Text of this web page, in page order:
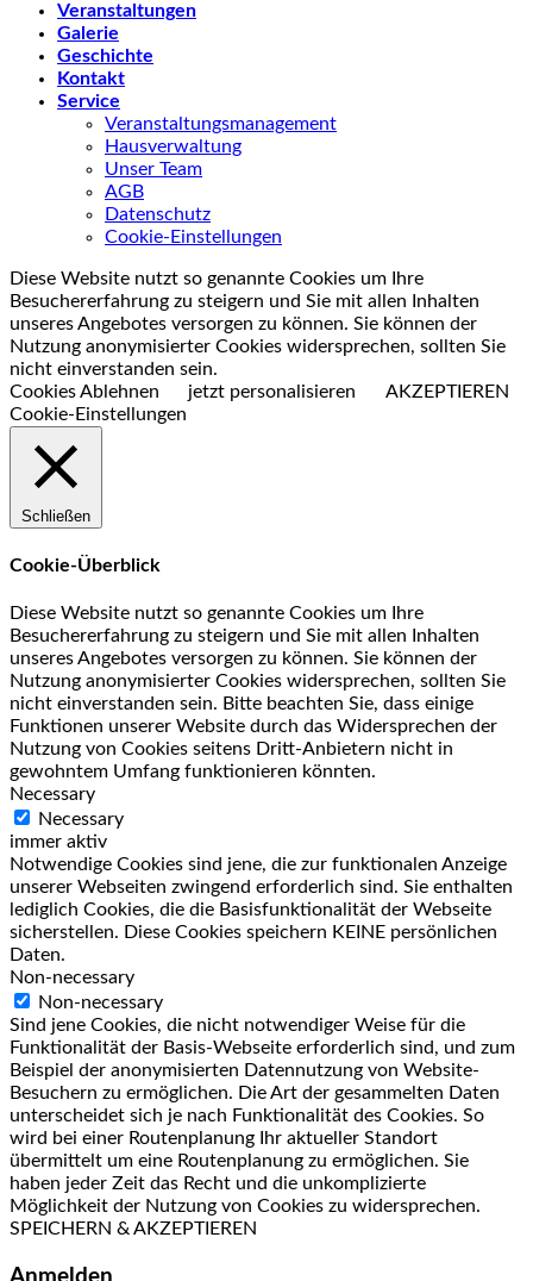
Veranstaltungen
Galerie
Geschichte
Kontakt
Service
Veranstaltungsmanagement
Hausverwaltung
Unser Team
AGB
Datenschutz
Cookie-Einstellungen
Diese Website nutzt so genannte Cookies um Ihre
Besuchererfahrung zu steigern und Sie mit allen Inhalten
unseres Angebotes versorgen zu können. Sie können der
Nutzung anonymisierter Cookies widersprechen, sollten Sie
nicht einverstanden sein.
Cookies Ablehnen
jetzt personalisieren
AKZEPTIEREN
Cookie-Einstellungen
Schließen
Cookie-Überblick
Diese Website nutzt so genannte Cookies um Ihre
Besuchererfahrung zu steigern und Sie mit allen Inhalten
unseres Angebotes versorgen zu können. Sie können der
Nutzung anonymisierter Cookies widersprechen, sollten Sie
nicht einverstanden sein. Bitte beachten Sie, dass einige
Funktionen unserer Website durch das Widersprechen der
Nutzung von Cookies seitens Dritt-Anbietern nicht in
gewohntem Umfang funktionieren könnten.
Necessary
Necessary
immer aktiv
Notwendige Cookies sind jene, die zur funktionalen Anzeige
unserer Webseiten zwingend erforderlich sind. Sie enthalten
lediglich Cookies, die die Basisfunktionalität der Webseite
sicherstellen. Diese Cookies speichern KEINE persönlichen
Daten.
Non-necessary
Non-necessary
Sind jene Cookies, die nicht notwendiger Weise für die
Funktionalität der Basis-Webseite erforderlich sind, und zum
Beispiel der anonymisierten Datennutzung von Website-
Besuchern zu ermöglichen. Die Art der gesammelten Daten
unterscheidet sich je nach Funktionalität des Cookies. So
wird bei einer Routenplanung Ihr aktueller Standort
übermittelt um eine Routenplanung zu ermöglichen. Sie
haben jeder Zeit das Recht und die unkomplizierte
Möglichkeit der Nutzung von Cookies zu widersprechen.
SPEICHERN & AKZEPTIEREN
Anmelden